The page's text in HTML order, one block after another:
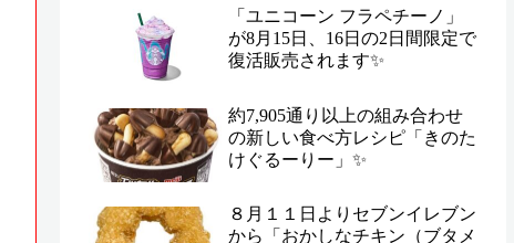
「ユニコーン フラペチーノ」
が8月15日、16日の2日間限定で
復活販売されます✨
約7,905通り以上の組み合わせ
の新しい食べ方レシピ「きのた
けぐるーりー」✨
８月１１日よりセブンイレブン
から「おかしなチキン（ブタメ